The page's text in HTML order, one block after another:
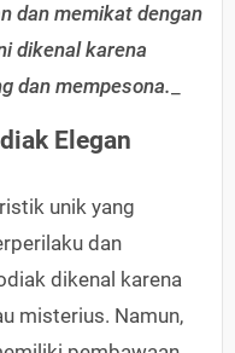
dan memikat dengan
dikenal karena
dan mempesona.
Elegan
unik yang
dan
dikenal karena
misterius. Namun,